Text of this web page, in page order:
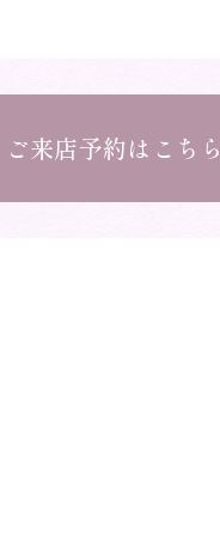
ご来店予約はこちら